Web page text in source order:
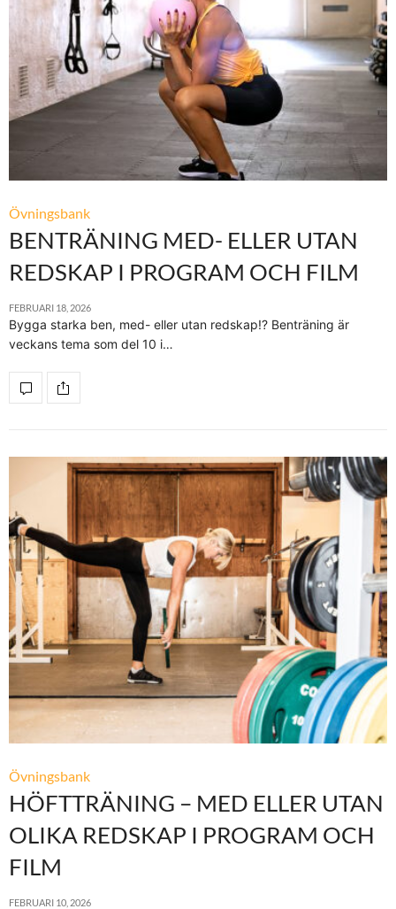
Övningsbank
BENTRÄNING MED- ELLER UTAN
REDSKAP I PROGRAM OCH FILM
FEBRUARI 18, 2026
Bygga starka ben, med- eller utan redskap!? Benträning är
veckans tema som del 10 i…
Övningsbank
HÖFTTRÄNING – MED ELLER UTAN
OLIKA REDSKAP I PROGRAM OCH
FILM
FEBRUARI 10, 2026